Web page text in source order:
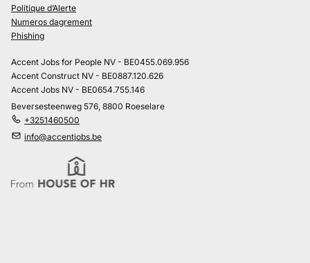
Politique d’Alerte
Numeros dagrement
Phishing
Accent Jobs for People NV - BE0455.069.956
Accent Construct NV - BE0887.120.626
Accent Jobs NV - BE0654.755.146
Beversesteenweg 576, 8800 Roeselare
+3251460500
info@accentjobs.be